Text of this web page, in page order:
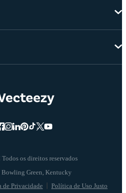
os direitos reservados
de Privacidade Política de Uso Justo